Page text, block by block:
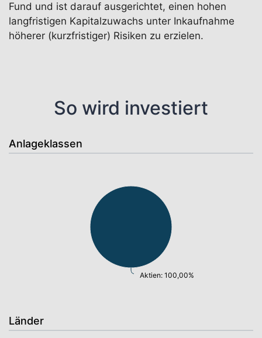
Fund und ist darauf ausgerichtet, einen hohen
langfristigen Kapitalzuwachs unter Inkaufnahme
höherer (kurzfristiger) Risiken zu erzielen.
So wird investiert
Anlageklassen
Aktien: 100,00%
Länder